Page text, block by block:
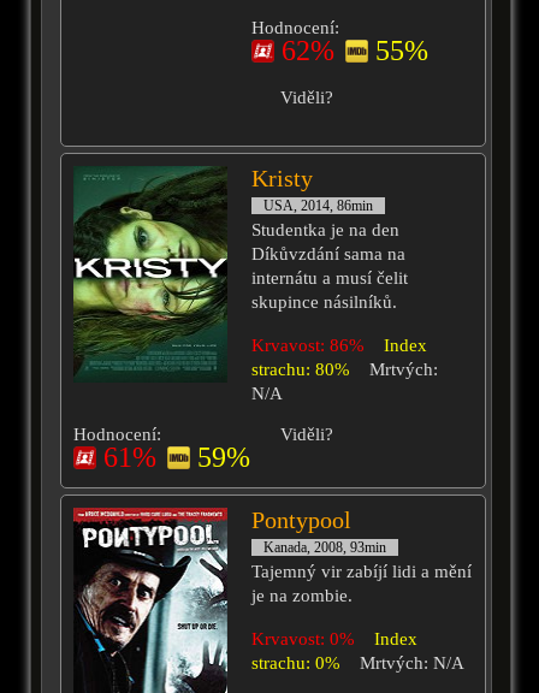
Hodnocení:
62% 55%
Viděli?
Kristy
USA, 2014, 86min
Studentka je na den
Díkůvzdání sama na
internátu a musí čelit
skupince násilníků.
Krvavost: 86%
Index
strachu: 80%
Mrtvých:
N/A
Hodnocení:
61% 59%
Viděli?
Pontypool
Kanada, 2008, 93min
Tajemný vir zabíjí lidi a mění
je na zombie.
Krvavost: 0%
Index
strachu: 0%
Mrtvých: N/A